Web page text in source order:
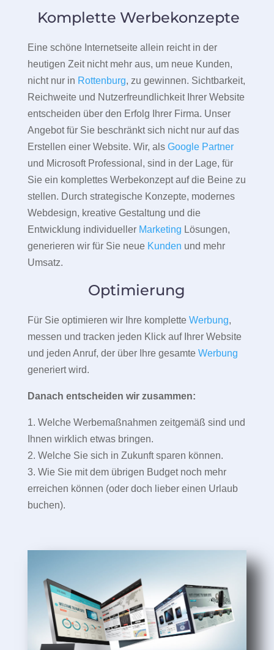
Komplette Werbekonzepte
Eine schöne Internetseite allein reicht in der
heutigen Zeit nicht mehr aus, um neue Kunden,
nicht nur in Rottenburg, zu gewinnen. Sichtbarkeit,
Reichweite und Nutzerfreundlichkeit Ihrer Website
entscheiden über den Erfolg Ihrer Firma. Unser
Angebot für Sie beschränkt sich nicht nur auf das
Erstellen einer Website. Wir, als Google Partner
und Microsoft Professional, sind in der Lage, für
Sie ein komplettes Werbekonzept auf die Beine zu
stellen. Durch strategische Konzepte, modernes
Webdesign, kreative Gestaltung und die
Entwicklung individueller Marketing Lösungen,
generieren wir für Sie neue Kunden und mehr
Umsatz.
Optimierung
Für Sie optimieren wir Ihre komplette Werbung,
messen und tracken jeden Klick auf Ihrer Website
und jeden Anruf, der über Ihre gesamte Werbung
generiert wird.
Danach entscheiden wir zusammen:
1. Welche Werbemaßnahmen zeitgemäß sind und
Ihnen wirklich etwas bringen.
2. Welche Sie sich in Zukunft sparen können.
3. Wie Sie mit dem übrigen Budget noch mehr
erreichen können (oder doch lieber einen Urlaub
buchen).